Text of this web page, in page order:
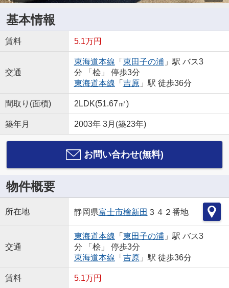
基本情報
賃料 5.1万円
交通
東海道本線 「 東田子の浦 」駅 バス3
分 「桧」 停歩3分
東海道本線 「 吉原」駅 徒歩36分
間取り(面積) 2LDK(51.67㎡)
築年月 2003年 3月(築23年)
お問い合わせ(無料)
物件概要
所在地 静岡県富士市檜新田 ３４２番地
交通
東海道本線 「 東田子の浦 」駅 バス3
分 「桧」 停歩3分
東海道本線 「 吉原」駅 徒歩36分
賃料 5.1万円